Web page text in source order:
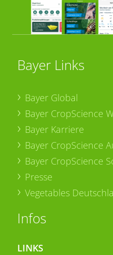
Bayer Links
Bayer Global
Bayer CropScience
Bayer Karriere
Bayer CropScience
Bayer CropScience
Presse
Vegetables
Infos
LINKS